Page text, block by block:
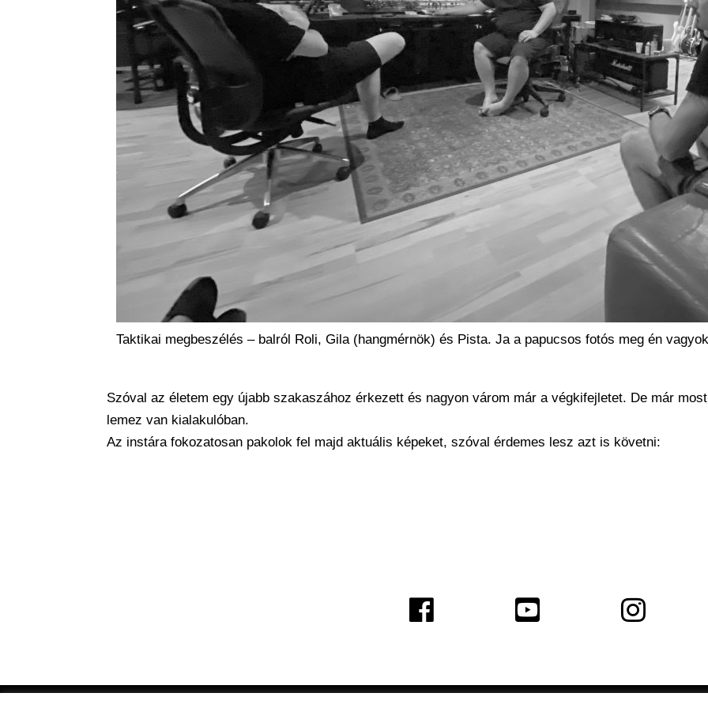
Taktikai megbeszélés – balról Roli, Gila (hangmérnök) és Pista. Ja a papucsos fotós meg én vagyok
Szóval az életem egy újabb szakaszához érkezett és nagyon várom már a végkifejletet. De már
lemez van kialakulóban.
Az instárafokozatosan pakolok fel majd aktuális képeket, szóval érdemes lesz azt is követni: